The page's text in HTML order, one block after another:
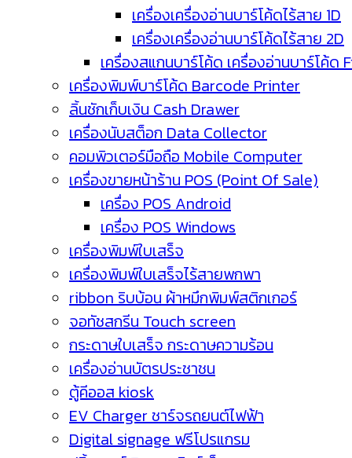
เครื่องเครื่องอ่านบาร์โค้ดไร้สาย 1D
เครื่องเครื่องอ่านบาร์โค้ดไร้สาย 2D
เครื่องสแกนบาร์โค้ด เครื่องอ่านบาร์โค้ด
เครื่องพิมพ์บาร์โค้ด Barcode Printer
ลิ้นชักเก็บเงิน Cash Drawer
เครื่องนับสต็อก Data Collector
คอมพิวเตอร์มือถือ Mobile Computer
เครื่องขายหน้าร้าน POS (Point Of Sale)
เครื่อง POS Android
เครื่อง POS Windows
เครื่องพิมพ์ใบเสร็จ
เครื่องพิมพ์ใบเสร็จไร้สายพกพา
ribbon ริบบ้อน ผ้าหมึกพิมพ์สติกเกอร์
จอทัชสกรีน Touch screen
กระดาษใบเสร็จ กระดาษความร้อน
เครื่องอ่านบัตรประชาชน
ตู้คีออส kiosk
EV Charger ชาร์จรถยนต์ไฟฟ้า
Digital signage ฟรีโปรแกรม